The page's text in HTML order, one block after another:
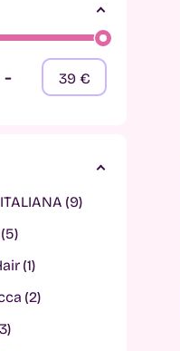
- 39€
9
5
1
2
3